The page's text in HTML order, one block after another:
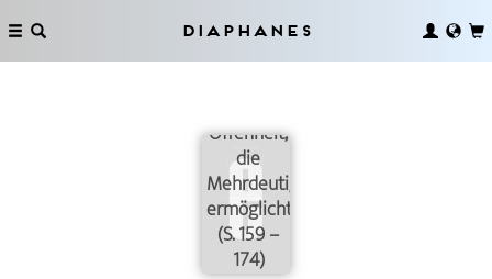
Diaphanes
Offenheit,
die
Mehrdeutigkeit
ermöglicht
(S. 159 –
174)